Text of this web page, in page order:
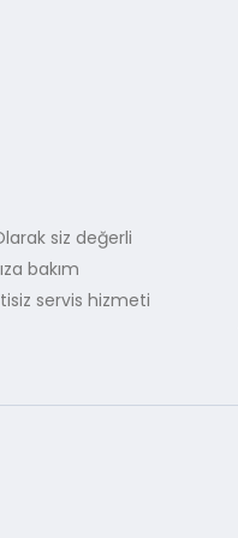
siz değerli
bakım
servis hizmeti